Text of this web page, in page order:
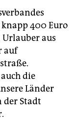
400 Euro
Urlauber aus
auf
die
Länder
der Stadt